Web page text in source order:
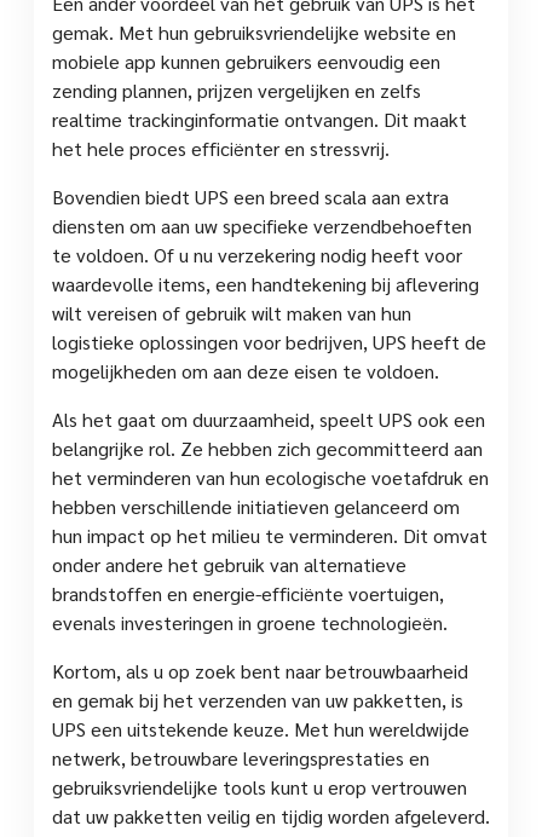
gemak. Met hun gebruiksvriendelijke website en
mobiele app kunnen gebruikers eenvoudig een
zending plannen, prijzen vergelijken en zelfs
realtime trackinginformatie ontvangen. Dit maakt
het hele proces efficiënter en stressvrij.
Bovendien biedt UPS een breed scala aan extra
diensten om aan uw specifieke verzendbehoeften
te voldoen. Of u nu verzekering nodig heeft voor
waardevolle items, een handtekening bij aflevering
wilt vereisen of gebruik wilt maken van hun
logistieke oplossingen voor bedrijven, UPS heeft de
mogelijkheden om aan deze eisen te voldoen.
Als het gaat om duurzaamheid, speelt UPS ook een
belangrijke rol. Ze hebben zich gecommitteerd aan
het verminderen van hun ecologische voetafdruk en
hebben verschillende initiatieven gelanceerd om
hun impact op het milieu te verminderen. Dit omvat
onder andere het gebruik van alternatieve
brandstoffen en energie-efficiënte voertuigen,
evenals investeringen in groene technologieën.
Kortom, als u op zoek bent naar betrouwbaarheid
en gemak bij het verzenden van uw pakketten, is
UPS een uitstekende keuze. Met hun wereldwijde
netwerk, betrouwbare leveringsprestaties en
gebruiksvriendelijke tools kunt u erop vertrouwen
dat uw pakketten veilig en tijdig worden afgeleverd.